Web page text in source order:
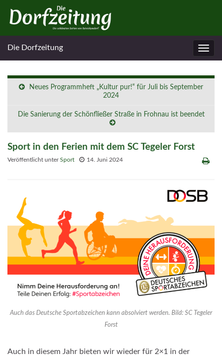
Die Dorfzeitung
Neues Programmheft „Kultur pur!“ für Juli bis September
2024
Die Sanierung der Schönfließer Straße in Frohnau ist beendet
Sport in den Ferien mit dem SC Tegeler Forst
Veröffentlicht unterSport 14. Juni 2024
Auch das Deutsche Sportabzeichen kann absolviert werden. Bild: SC Tegeler
Forst
Auch in diesem Jahr bieten wir wieder für 2×1 in der